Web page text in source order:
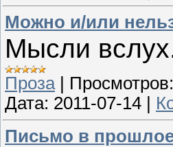
Можно и/или
Мысли
Проза| Просмотров:
Дата: 2011-07-14
Письмо в